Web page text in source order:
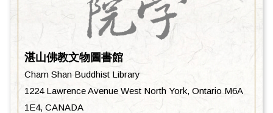
湛山佛教文物圖書館
Cham Shan Buddhist Library
1224 Lawrence Avenue West North York, Ontario M6A
1E4, CANADA